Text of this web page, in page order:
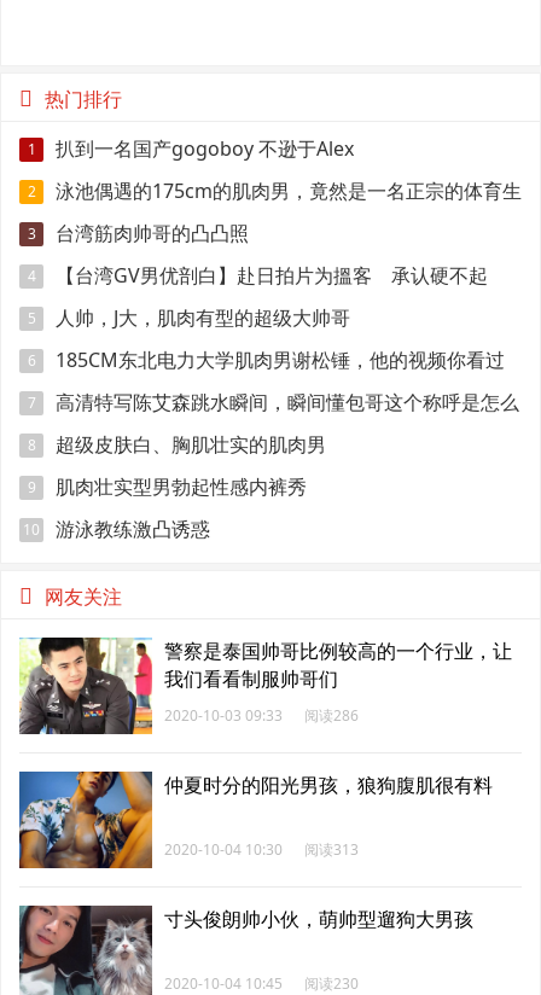
热门排行
1 扒到一名国产gogoboy 不逊于Alex
2 泳池偶遇的175cm的肌肉男，竟然是一名正宗的体育生
3 台湾筋肉帅哥的凸凸照
4
【台湾GV男优剖白】赴日拍片为搵客 承认硬不起
来：但我还有性欲
5 人帅，J大，肌肉有型的超级大帅哥
6
185CM东北电力大学肌肉男谢松锤，他的视频你看过
吗
7
高清特写陈艾森跳水瞬间，瞬间懂包哥这个称呼是怎么
来的
8 超级皮肤白、胸肌壮实的肌肉男
9 肌肉壮实型男勃起性感内裤秀
10 游泳教练激凸诱惑
网友关注
警察是泰国帅哥比例较高的一个行业，让
我们看看制服帅哥们
2020-10-03 09:33 阅读286
仲夏时分的阳光男孩，狼狗腹肌很有料
2020-10-04 10:30 阅读313
寸头俊朗帅小伙，萌帅型遛狗大男孩
2020-10-04 10:45 阅读230